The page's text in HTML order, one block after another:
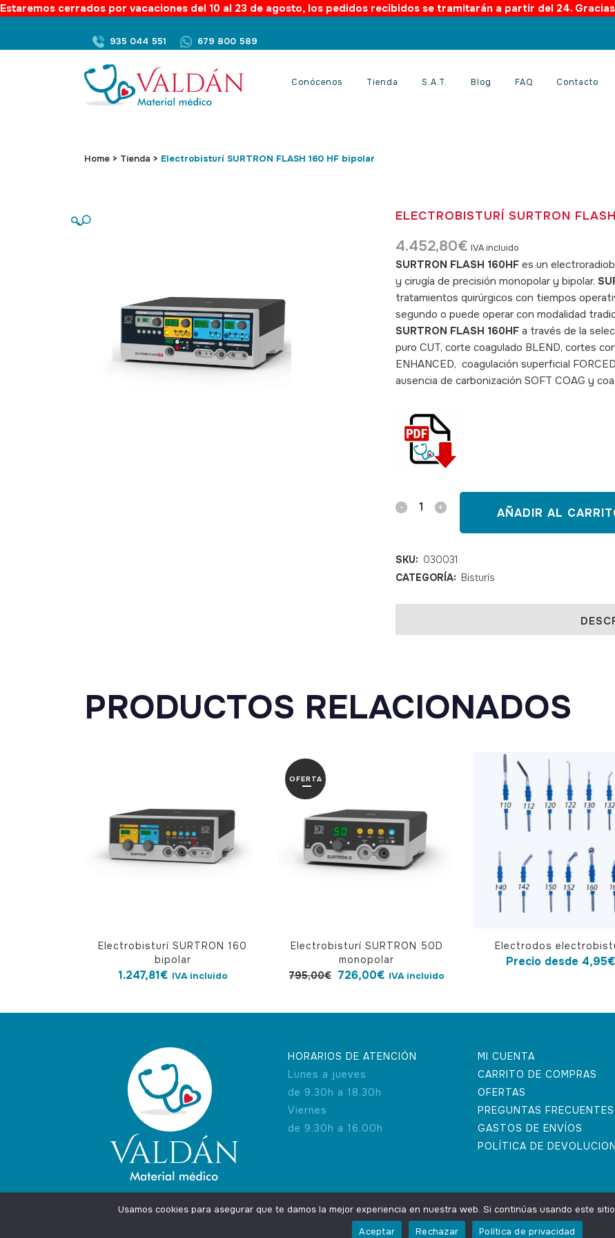
Estaremos cerrados por vacaciones del 10 al 23 de agosto, los pedidos recibidos se tramitarán a partir del 24.
935 044 551 679 800 589
Conócenos Tienda S.A.T. Blog FAQ Contacto
Home > Tienda > Electrobisturí SURTRON FLASH 160 HF bipolar
🔍 ELECTROBISTURÍ SURTRON
4.452,80€ IVA incluido
SURTRON FLASH 160HF es un
y cirugía de precisión monopolar y bipolar.
tratamientos quirúrgicos con tiempos
segundo o puede operar con modalidad
SURTRON FLASH 160HF a través de la
puro CUT, corte coagulado BLEND, cortes
ENHANCED, coagulación superficial
ausencia de carbonización SOFT COAG y
Electrobisturí
FLASH
160
bipolar
AÑADIR AL
SKU: 030031
CATEGORÍA: Bisturís
PRODUCTOS RELACIONADOS
Electrobisturí SURTRON 160
bipolar
1.247,81€ IVA incluido
OFERTA
Electrobisturí SURTRON 50D
monopolar
795,00€ El
original
726,00€El
actual
726,00€.
IVA incluido
producto
se
pueden
elegir
en
la
página
Electrodos
Precio desde 4,95€
HORARIOS DE ATENCIÓN
Lunes a jueves
de 9.30h a 18.30h
Viernes
de 9.30h a 16.00h
MI CUENTA
CARRITO DE COMPRAS
OFERTAS
PREGUNTAS FRECUENTES
GASTOS DE ENVÍOS
POLÍTICA DE
Usamos cookies para asegurar que te damos la mejor experiencia en nuestra web. Si continúas usando este
Aceptar
Rechazar Política de privacidad